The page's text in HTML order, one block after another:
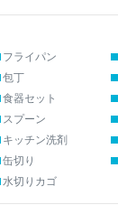
フライパン
包丁
食器セット
スプーン
キッチン洗剤
缶切り
水切りカゴ